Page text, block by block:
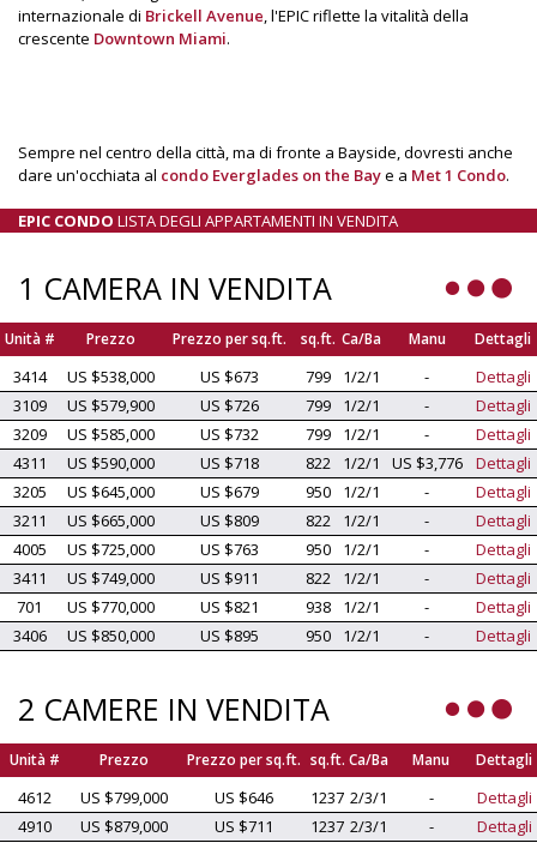
internazionale di Brickell Avenue, l'EPIC riflette la vitalità della
crescente Downtown Miami.
Sempre nel centro della città, ma di fronte a Bayside, dovresti anche
dare un'occhiata al condo Everglades on the Baye a Met 1 Condo.
EPIC CONDO LISTA DEGLI APPARTAMENTI IN VENDITA
1 CAMERA IN VENDITA
Unità # Prezzo Prezzo per sq.ft. sq.ft. Ca/Ba Manu Dettagli
3414 US $538,000 US $673 799 1/2/1 -
Dettagli
3109
US $579,900 US $726 799 1/2/1 -
Dettagli
3209
US $585,000 US $732 799 1/2/1 -
Dettagli
4311
US $590,000 US $718 822 1/2/1 US $3,776
Dettagli
3205
US $645,000 US $679 950 1/2/1 -
Dettagli
3211
US $665,000 US $809 822 1/2/1 -
Dettagli
4005
US $725,000 US $763 950 1/2/1 -
Dettagli
3411
US $749,000 US $911 822 1/2/1 -
Dettagli
701
US $770,000 US $821 938 1/2/1 -
Dettagli
3406
US $850,000 US $895 950 1/2/1 - Dettagli
2 CAMERE IN VENDITA
Unità # Prezzo Prezzo per sq.ft. sq.ft. Ca/Ba Manu Dettagli
4612 US $799,000 US $646 1237 2/3/1 -
Dettagli
4910
US $879,000 US $711 1237 2/3/1 -
Dettagli